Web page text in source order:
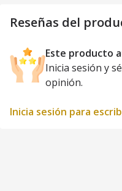
Reseñas del
Este producto
Inicia sesión y
opinión.
Inicia sesión para